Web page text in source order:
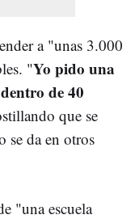
a "unas 3.000
"Yo pido una
de 40
que se
se da en otros
"una escuela